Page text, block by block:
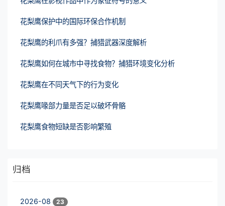
花梨鹰保护中的国际环保合作机制
花梨鹰的利爪有多强？捕猎武器深度解析
花梨鹰如何在城市中寻找食物？捕猎环境变化分析
花梨鹰在不同天气下的行为变化
花梨鹰喙部力量是否足以破坏骨骼
花梨鹰食物短缺是否影响繁殖
归档
2026-08 23